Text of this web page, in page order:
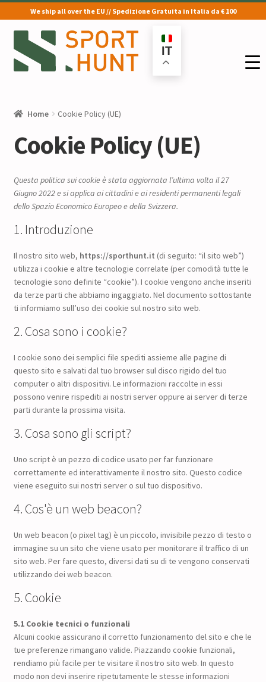
We ship all over the EU // Spedizione Gratuita in Italia da € 100
Vai
alla
navigazione
Vai
al
contenuto
IT
Home Cookie Policy (UE)
Cookie Policy (UE)
Questa politica sui cookie è stata aggiornata l’ultima volta il 27
Giugno 2022 e si applica ai cittadini e ai residenti permanenti legali
dello Spazio Economico Europeo e della Svizzera.
1. Introduzione
Il nostro sito web, https://sporthunt.it (di seguito: “il sito web”)
utilizza i cookie e altre tecnologie correlate (per comodità tutte le
tecnologie sono definite “cookie”). I cookie vengono anche inseriti
da terze parti che abbiamo ingaggiato. Nel documento sottostante
ti informiamo sull’uso dei cookie sul nostro sito web.
2. Cosa sono i cookie?
I cookie sono dei semplici file spediti assieme alle pagine di
questo sito e salvati dal tuo browser sul disco rigido del tuo
computer o altri dispositivi. Le informazioni raccolte in essi
possono venire rispediti ai nostri server oppure ai server di terze
parti durante la prossima visita.
3. Cosa sono gli script?
Uno script è un pezzo di codice usato per far funzionare
correttamente ed interattivamente il nostro sito. Questo codice
viene eseguito sui nostri server o sul tuo dispositivo.
4. Cos'è un web beacon?
Un web beacon (o pixel tag) è un piccolo, invisibile pezzo di testo o
immagine su un sito che viene usato per monitorare il traffico di un
sito web. Per fare questo, diversi dati su di te vengono conservati
utilizzando dei web beacon.
5. Cookie
5.1 Cookie tecnici o funzionali
Alcuni cookie assicurano il corretto funzionamento del sito e che le
tue preferenze rimangano valide. Piazzando cookie funzionali,
rendiamo più facile per te visitare il nostro sito web. In questo
modo non devi inserire ripetutamente le stesse informazioni